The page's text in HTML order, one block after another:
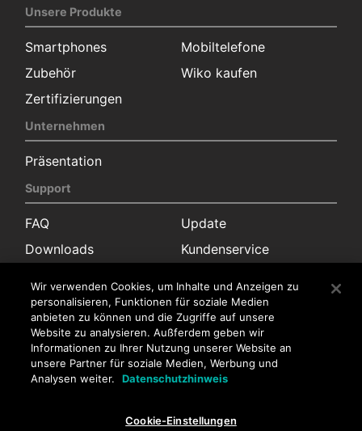
Unsere Produkte
Smartphones
Mobiltelefone
Zubehör
Wiko kaufen
Zertifizierungen
Unternehmen
Präsentation
Support
FAQ
Update
Downloads
Kundenservice
Kontakt
Pressekontakt
Vertrieb
Kundenservice
Wir verwenden Cookies, um Inhalte und Anzeigen zu
personalisieren, Funktionen für soziale Medien
anbieten zu können und die Zugriffe auf unsere
Website zu analysieren. Außferdem geben wir
Informationen zu Ihrer Nutzung unserer Website an
unsere Partner für soziale Medien, Werbung und
Analysen weiter.
Datenschutzhinweis
Cookie-Einstellungen